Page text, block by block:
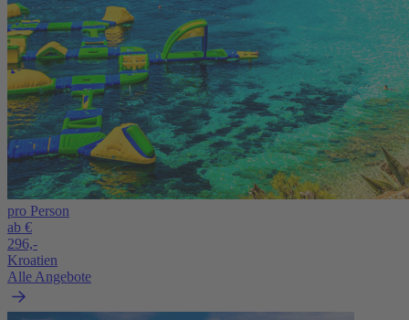
pro Person
ab €
296,-
Kroatien
Alle Angebote